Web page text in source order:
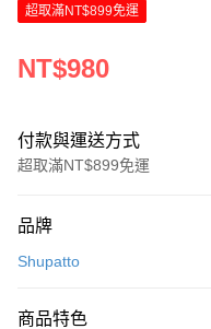
超取滿NT$899免運
NT$980
付款與運送方式
超取滿NT$899免運
信用卡一次付款
Apple Pay
品牌
Shupatto
商品特色